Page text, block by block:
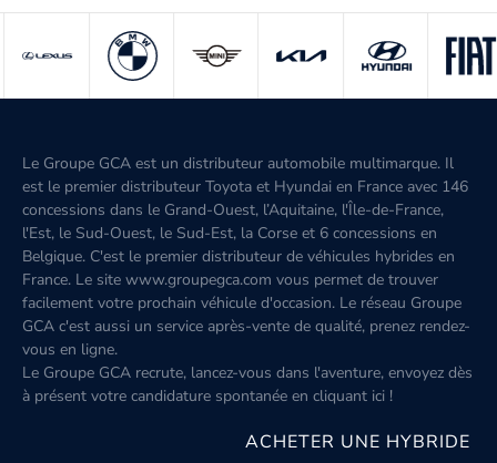
Le Groupe GCA est un distributeur automobile multimarque. Il
est le premier distributeur Toyota et Hyundai en France avec 146
concessions dans le Grand-Ouest, l’Aquitaine, l'Île-de-France,
l'Est, le Sud-Ouest, le Sud-Est, la Corse et 6 concessions en
Belgique. C'est le premier distributeur de véhicules hybrides en
France. Le site www.groupegca.com vous permet de trouver
facilement votre prochain véhicule d'occasion. Le réseau Groupe
GCA c'est aussi un service après-vente de qualité, prenez rendez-
vous en ligne.
Le Groupe GCA recrute, lancez-vous dans l'aventure, envoyez dès
à présent votre candidature spontanée en cliquant ici !
ACHETER UNE HYBRIDE